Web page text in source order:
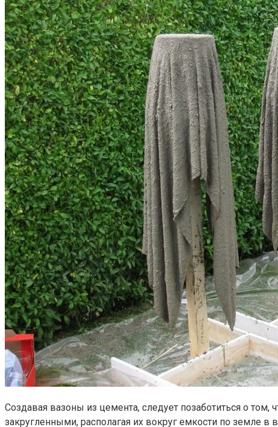
Создавая вазоны из цемента, следует позаботиться о
закругленными, располагая их вокруг емкости по земле в